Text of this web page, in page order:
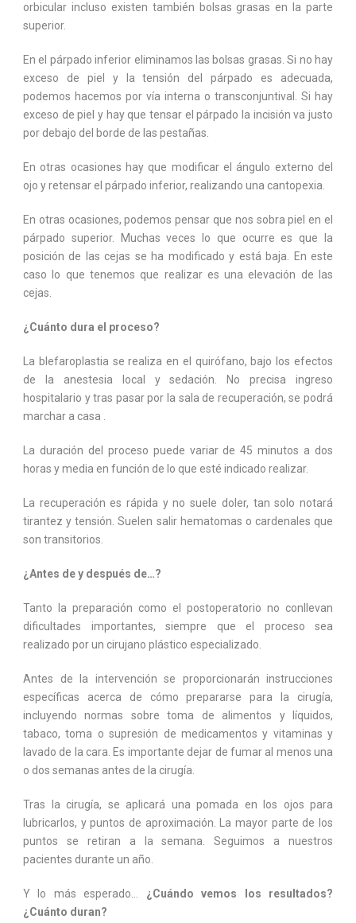
orbicular incluso existen también bolsas grasas en la parte
superior.
En el párpado inferior eliminamos las bolsas grasas. Si no hay
exceso de piel y la tensión del párpado es adecuada,
podemos hacemos por vía interna o transconjuntival. Si hay
exceso de piel y hay que tensar el párpado la incisión va justo
por debajo del borde de las pestañas.
En otras ocasiones hay que modificar el ángulo externo del
ojo y retensar el párpado inferior, realizando una cantopexia.
En otras ocasiones, podemos pensar que nos sobra piel en el
párpado superior. Muchas veces lo que ocurre es que la
posición de las cejas se ha modificado y está baja. En este
caso lo que tenemos que realizar es una elevación de las
cejas.
¿Cuánto dura el proceso?
La blefaroplastia se realiza en el quirófano, bajo los efectos
de la anestesia local y sedación. No precisa ingreso
hospitalario y tras pasar por la sala de recuperación, se podrá
marchar a casa .
La duración del proceso puede variar de 45 minutos a dos
horas y media en función de lo que esté indicado realizar.
La recuperación es rápida y no suele doler, tan solo notará
tirantez y tensión. Suelen salir hematomas o cardenales que
son transitorios.
¿Antes de y después de…?
Tanto la preparación como el postoperatorio no conllevan
dificultades importantes, siempre que el proceso sea
realizado por un cirujano plástico especializado.
Antes de la intervención se proporcionarán instrucciones
específicas acerca de cómo prepararse para la cirugía,
incluyendo normas sobre toma de alimentos y líquidos,
tabaco, toma o supresión de medicamentos y vitaminas y
lavado de la cara. Es importante dejar de fumar al menos una
o dos semanas antes de la cirugía.
Tras la cirugía, se aplicará una pomada en los ojos para
lubricarlos, y puntos de aproximación. La mayor parte de los
puntos se retiran a la semana. Seguimos a nuestros
pacientes durante un año.
Y lo más esperado… ¿Cuándo vemos los resultados?
¿Cuánto duran?